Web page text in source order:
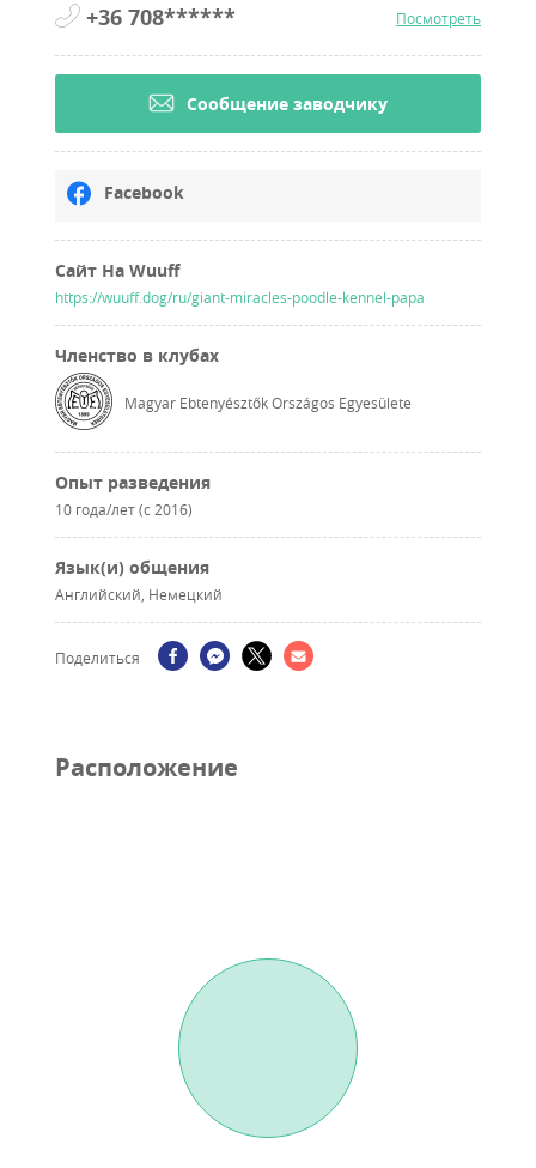
+36 708****** Посмотреть
Cообщение заводчику
Facebook
Сайт На Wuuff
https://wuuff.dog/ru/giant-miracles-poodle-kennel-papa
Членство в клубах
Magyar Ebtenyésztők Országos Egyesülete
Опыт разведения
10 года/лет (с 2016)
Язык(и) общения
Английский, Немецкий
Поделиться
Pасположение